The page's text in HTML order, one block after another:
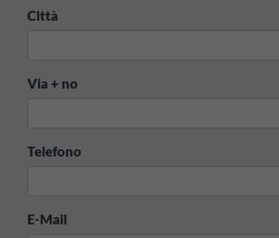
Città
Via + no
Telefono
E-Mail